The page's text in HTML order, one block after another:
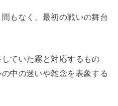
もなく、最初の戦いの舞台
ていた霧と対応するもの
中の迷いや雑念を表象する